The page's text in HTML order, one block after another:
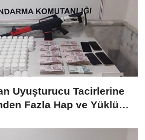
Uyuşturucu Tacirlerine
Fazla Hap ve Yüklü